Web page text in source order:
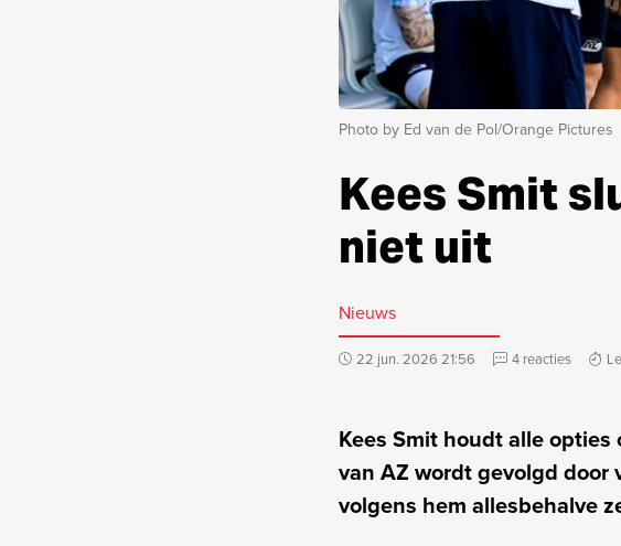
Photo by Ed van de Pol/Orange Pictures
Kees Smit
niet uit
Nieuws
22 jun. 2026 21:56 4 reacties
Kees Smit houdt alle
van AZ wordt gevolgd door
volgens hem allesbehalve